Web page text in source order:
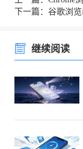
下一篇：谷歌浏
继续阅读